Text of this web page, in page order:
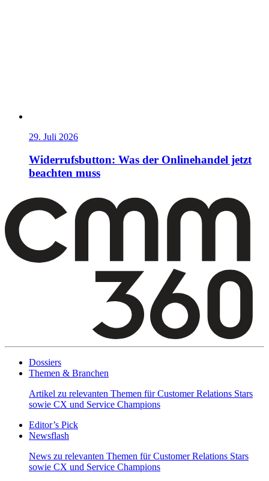
29. Juli 2026
Widerrufsbutton: Was der Onlinehandel jetzt
beachten muss
Dossiers
Themen & Branchen
Artikel zu relevanten Themen für Customer Relations Stars
sowie CX und Service Champions
Editor’s Pick
Newsflash
News zu relevanten Themen für Customer Relations Stars
sowie CX und Service Champions